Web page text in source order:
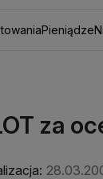
Pieniądze
za